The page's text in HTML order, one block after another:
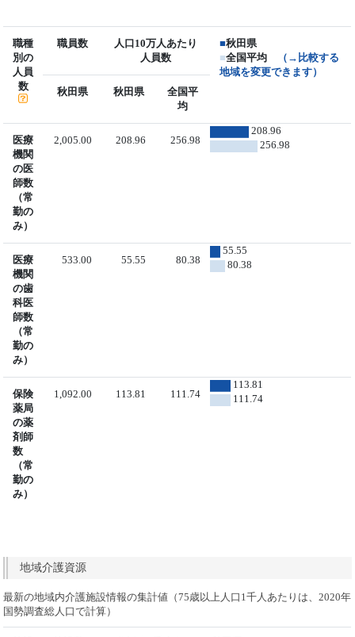
職種
別の
人員
数
職員数
人口10万人あたり
人員数
■秋田県
■全国平均
（→比較する
地域を変更できます）
秋田県
秋田県
全国平
均
医療
機関
の医
師数
（常
勤の
み）
2,005.00 208.96 256.98
208.96
256.98
医療
機関
の歯
科医
師数
（常
勤の
み）
533.00 55.55 80.38
55.55
80.38
保険
薬局
の薬
剤師
数
（常
勤の
み）
1,092.00 113.81 111.74
113.81
111.74
地域介護資源
最新の地域内介護施設情報の集計値（75歳以上人口1千人あたりは、2020年
国勢調査総人口で計算）